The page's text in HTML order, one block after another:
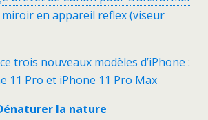
en appareil reflex (viseur
trois nouveaux modèles d’iPhone :
11 Pro et iPhone 11 Pro Max
la nature